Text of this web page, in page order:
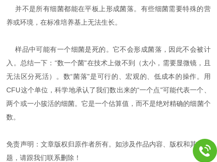
并不是所有细菌都能在平板上形成菌落。有些细菌需要特殊的营
养或环境，在标准培养基上无法生长。
样品中可能有一个细菌是死的。它不会形成菌落，因此不会被计
入。总结一下：“数一个菌"在技术上做不到（太小，需要显微镜，且
无法区分死活）。数“菌落"是可行的、宏观的、低成本的操作。用
CFU这个单位，科学地承认了我们数出来的“一个点"可能代表一个、
两个或一小簇活的细菌。它是一个估算值，而不是绝对精确的细菌个
数。
免责声明：文章版权归原作者所有。如涉及作品内容、版权和其它问
题，请跟我们联系删除！